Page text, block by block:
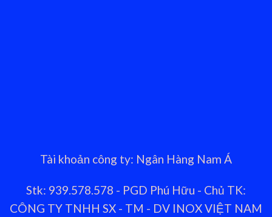
Tài khoản công ty: Ngân Hàng Nam Á
Stk: 939.578.578 - PGD Phú Hữu - Chủ TK:
CÔNG TY TNHH SX - TM - DV INOX VIỆT NAM